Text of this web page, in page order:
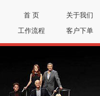
首 页 关于我们
工作流程
客户下单